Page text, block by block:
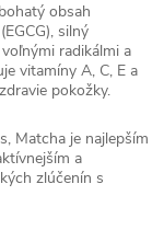
obsah
silný
radikálmi a
vitamíny A, C, E a
pokožky.
Matcha je najlepším
a
zlúčenín s